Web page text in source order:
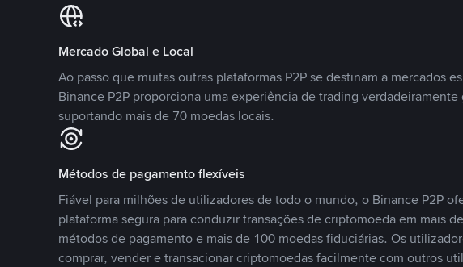
Mercado Global e Local
Ao passo que muitas outras plataformas P2P se destinam a mercados
Binance P2P proporciona uma experiência de trading verdadeiramente
suportando mais de 70 moedas locais.
Métodos de pagamento flexíveis
Fiável para milhões de utilizadores de todo o mundo, o Binance P2P
plataforma segura para conduzir transações de criptomoeda em mais
métodos de pagamento e mais de 100 moedas fiduciárias. Os
comprar, vender e transacionar criptomoedas facilmente com outros